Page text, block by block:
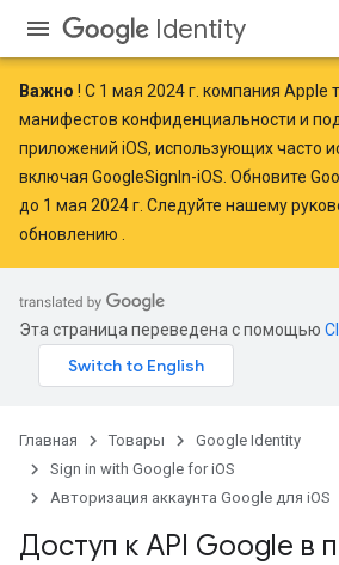
Identity
Важно ! С 1 мая 2024 г. компания Apple
манифестов конфиденциальности и
приложений iOS, использующих часто
включая GoogleSignIn-iOS. Обновите
до 1 мая 2024 г. Следуйте нашему
обновлению
Эта страница переведена с помощью
Главная Товары
Google Identity
Sign in with Google for iOS
Авторизация аккаунта Google для iOS
Доступ к API Google в